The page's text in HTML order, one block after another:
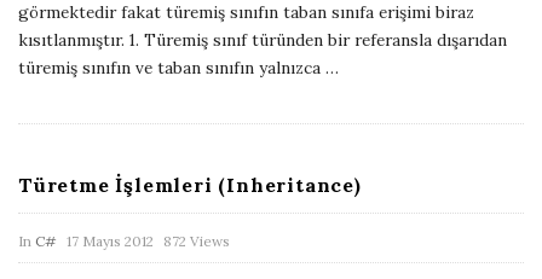
i
h
a
e
görmektedir fakat türemiş sınıfın taban sınıfa erişimi biraz
kısıtlanmıştır. 1. Türemiş sınıf türünden bir referansla dışarıdan
türemiş sınıfın ve taban sınıfın yalnızca …
Türetme İşlemleri (Inheritance)
In C# P
17 Mayıs 2012 872 Views